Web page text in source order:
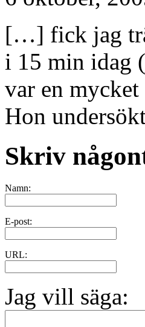
[…] fick jag
i 15 min idag
var en
Hon
Skriv
Namn:
E-post:
URL:
Jag vill säga: